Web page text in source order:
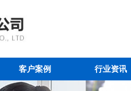
客户案例 行业资讯